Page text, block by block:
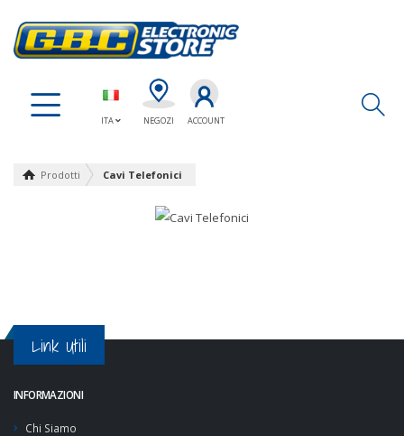
ITA NEGOZI ACCOUNT
Prodotti Cavi Telefonici
Link Utili
INFORMAZIONI
Chi Siamo